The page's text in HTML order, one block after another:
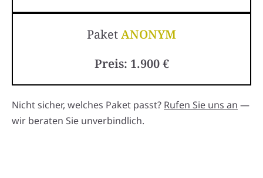
PaketANONYM
Preis: 1.900 €
Nicht sicher, welches Paket passt? Rufen Sie uns an —
wir beraten Sie unverbindlich.